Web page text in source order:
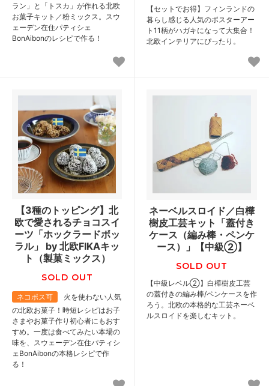
ラン」と「トスカ」が作れる北欧
お菓子キット／粉ミックス。スウ
ェーデン在住パティシェ
BonAibonのレシピで作る！
【セットでお得】フィンランドの
暮らし感じる人気のポスターアー
ト11柄がハガキになって大集合！
北欧インテリアにぴったり。
【3種のトッピング】北
欧で愛されるチョコスイ
ーツ「ホックラードボッ
ラル」 by 北欧FIKAキッ
ト（製菓ミックス）
SOLD OUT
ネコポス可
火を使わない人気
の北欧お菓子！時短レシピはお子
さまやお菓子作り初心者にもおす
すめ。一度は食べてみたい本場の
味を、スウェーデン在住パティシ
ェBonAibonの本格レシピで作
る！
ネーベルスロイド／白樺
樹皮工芸キット「蓋付き
ケース（編み棒・ペンケ
ース）」【中級②】
SOLD OUT
【中級レベル②】白樺樹皮工芸
の蓋付きの編み棒/ペンケースを作
ろう。北欧の本格的な工芸ネーベ
ルスロイドを楽しむキット。